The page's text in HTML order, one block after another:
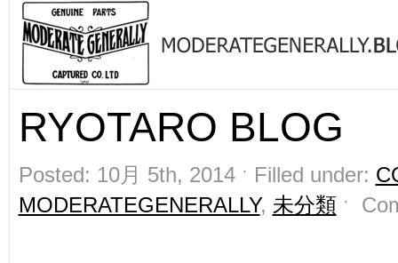
RYOTARO BLOG
Posted: 10月 5th, 2014 ˑ Filled under:
MODERATEGENERALLY, 未分類ˑ